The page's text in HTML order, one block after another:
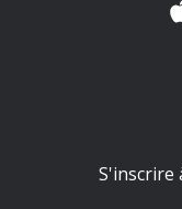
S'inscrire